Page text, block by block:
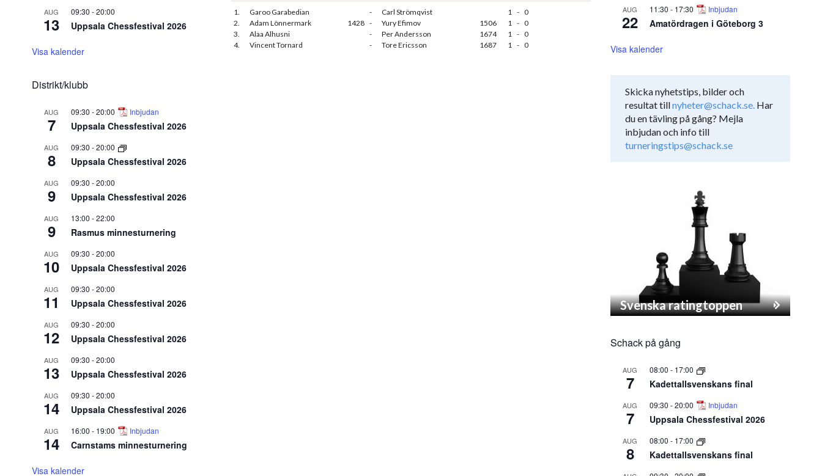
AUG
13
09:30 -20:00
Uppsala Chessfestival 2026
Visa kalender
Distrikt/klubb
AUG
7
09:30 -20:00 Inbjudan
Uppsala Chessfestival 2026
AUG
8
09:30 -20:00
Uppsala Chessfestival 2026
AUG
9
09:30 -20:00
Uppsala Chessfestival 2026
AUG
9
13:00 -22:00
Rasmus minnesturnering
AUG
10
09:30 -20:00
Uppsala Chessfestival 2026
AUG
11
09:30 -20:00
Uppsala Chessfestival 2026
AUG
12
09:30 -20:00
Uppsala Chessfestival 2026
AUG
13
09:30 -20:00
Uppsala Chessfestival 2026
AUG
14
09:30 -20:00
Uppsala Chessfestival 2026
AUG
14
16:00 - 19:00 Inbjudan
Carnstams minnesturnering
Visa kalender
1. Garoo Garabedian - Carl Strömqvist 1 - 0
2.
Adam Lönnermark 1428 - Yury Efimov 1506 1 - 0
3.
Alaa Alhusni - Per Andersson 1674 1 - 0
4.
Vincent Tornard - Tore Ericsson 1687 1 - 0
AUG
22
11:30 - 17:30 Inbjudan
Amatördragen i Göteborg 3
Visa kalender
Skicka nyhetstips, bilder och
resultat tillnyheter@schack.se. Har
du en tävling på gång? Mejla
inbjudan och info till
turneringstips@schack.se
Svenska ratingtoppen
Schack på gång
AUG
7
08:00 - 17:00
Kadettallsvenskans final
AUG
7
09:30 -20:00 Inbjudan
Uppsala Chessfestival 2026
AUG
8
08:00 - 17:00
Kadettallsvenskans final